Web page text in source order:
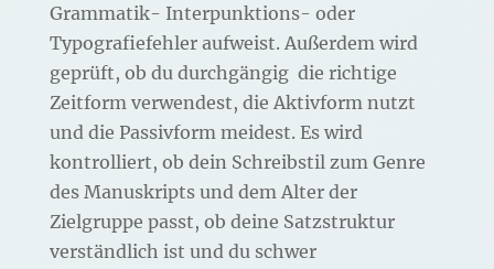
Grammatik- Interpunktions- oder
Typografiefehler aufweist. Außerdem wird
geprüft, ob du durchgängig die richtige
Zeitform verwendest, die Aktivform nutzt
und die Passivform meidest. Es wird
kontrolliert, ob dein Schreibstil zum Genre
des Manuskripts und dem Alter der
Zielgruppe passt, ob deine Satzstruktur
verständlich ist und du schwer